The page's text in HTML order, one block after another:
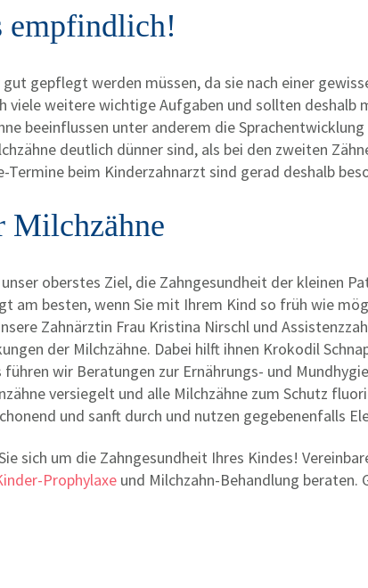
empfindlich!
gepflegt werden müssen, da sie nach einer
viele weitere wichtige Aufgaben und sollten
beeinflussen unter anderem die
deutlich dünner sind, als bei den zweiten
beim Kinderzahnarzt sind gerad deshalb
Milchzähne
oberstes Ziel, die Zahngesundheit der kleinen
am besten, wenn Sie mit Ihrem Kind so früh wie
Zahnärztin Frau Kristina Nirschl und
der Milchzähne. Dabei hilft ihnen Krokodil
wir Beratungen zur Ernährungs- und
versiegelt und alle Milchzähne zum Schutz
und sanft durch und nutzen gegebenenfalls
sich um die Zahngesundheit Ihres Kindes!
Prophylaxe und Milchzahn-Behandlung beraten.